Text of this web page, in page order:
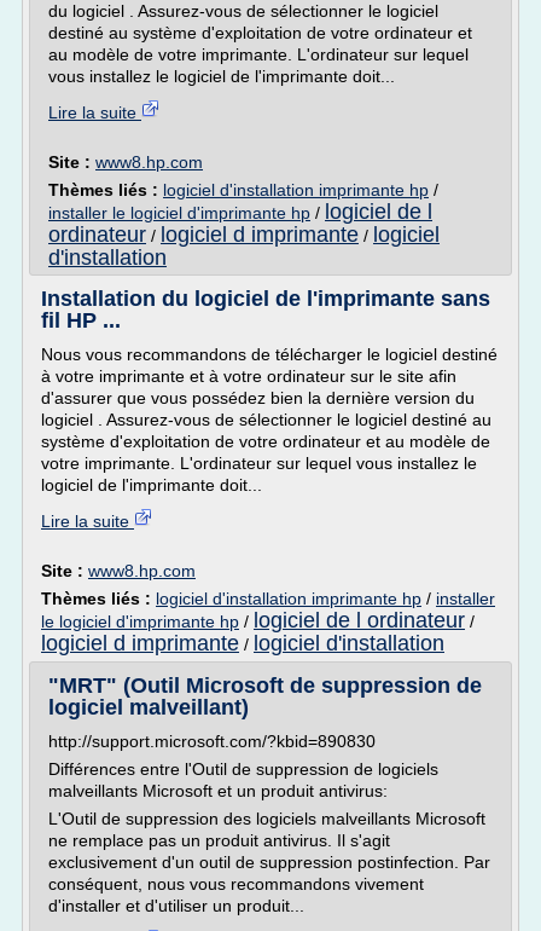
du logiciel . Assurez-vous de sélectionner le logiciel
destiné au système d'exploitation de votre ordinateur et
au modèle de votre imprimante. L'ordinateur sur lequel
vous installez le logiciel de l'imprimante doit...
Lire la suite
Site : www8.hp.com
Thèmes liés : logiciel d'installation imprimante hp /
installer le logiciel d'imprimante hp / logiciel de l
ordinateur / logiciel d imprimante / logiciel
d'installation
Installation du logiciel de l'imprimante sans
fil HP ...
Nous vous recommandons de télécharger le logiciel destiné
à votre imprimante et à votre ordinateur sur le site afin
d'assurer que vous possédez bien la dernière version du
logiciel . Assurez-vous de sélectionner le logiciel destiné au
système d'exploitation de votre ordinateur et au modèle de
votre imprimante. L'ordinateur sur lequel vous installez le
logiciel de l'imprimante doit...
Lire la suite
Site : www8.hp.com
Thèmes liés : logiciel d'installation imprimante hp / installer
le logiciel d'imprimante hp / logiciel de l ordinateur /
logiciel d imprimante / logiciel d'installation
"MRT" (Outil Microsoft de suppression de
logiciel malveillant)
http://support.microsoft.com/?kbid=890830
Différences entre l'Outil de suppression de logiciels
malveillants Microsoft et un produit antivirus:
L'Outil de suppression des logiciels malveillants Microsoft
ne remplace pas un produit antivirus. Il s'agit
exclusivement d'un outil de suppression postinfection. Par
conséquent, nous vous recommandons vivement
d'installer et d'utiliser un produit...